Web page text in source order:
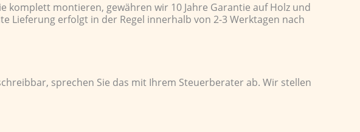
komplett montieren, gewähren wir 10 Jahre Garantie auf Holz und
Lieferung erfolgt in der Regel innerhalb von 2-3 Werktagen nach
sprechen Sie das mit Ihrem Steuerberater ab. Wir stellen